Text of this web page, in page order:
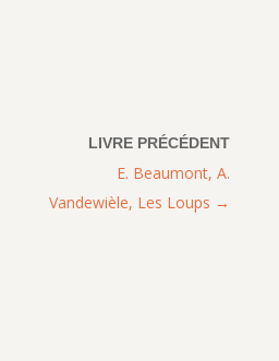
E. Beaumont, A.
Vandewièle, Les Loups